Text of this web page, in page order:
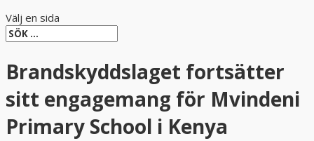
Välj en sida
Brandskyddslaget fortsätter
sitt engagemang för Mvindeni
Primary School i Kenya